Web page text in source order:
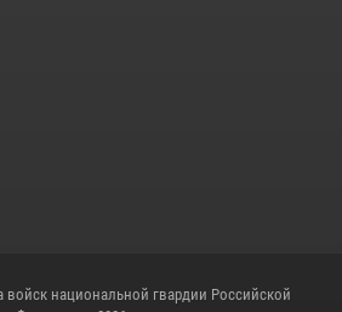
национальной гвардии Российской